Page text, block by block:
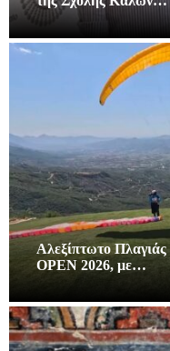
Αλεξίπτωτο
OPEN 2026, με…